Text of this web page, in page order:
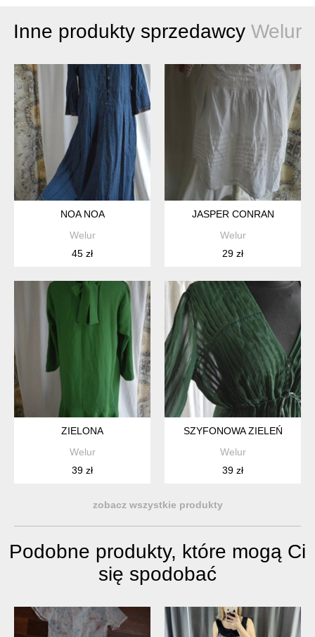
Inne produkty sprzedawcy Welur
NOA NOA
Welur
45 zł
JASPER CONRAN
Welur
29 zł
ZIELONA
Welur
39 zł
SZYFONOWA ZIELEŃ
Welur
39 zł
zobacz wszystkie produkty
Podobne produkty, które mogą Ci
się spodobać